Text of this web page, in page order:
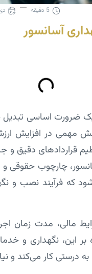
5 دقیقه دی
آسانسور
ضرورت اساسی
مهمی در افزایش
قراردادهای دقیق
چارچوب حقوقی و
که فرآیند نصب و
مالی، مدت زمان
این، نگهداری و
کار می‌کند و